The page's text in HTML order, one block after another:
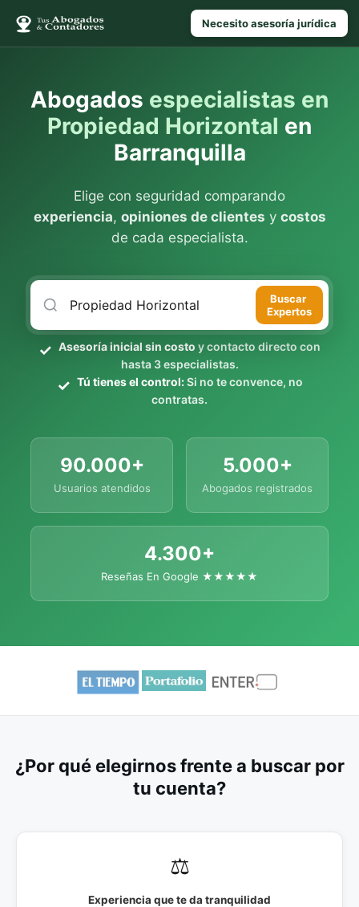
Necesito asesoría jurídica
Abogados especialistas en
Propiedad Horizontal en
Barranquilla
Elige con seguridad comparando
experiencia, opiniones de clientes y costos
de cada especialista.
Buscar
Expertos
Asesoría inicial sin costo y contacto directo con
hasta 3 especialistas.
Tú tienes el control:Si no te convence, no
contratas.
90.000+
Usuarios atendidos
5.000+
Abogados registrados
4.300+
Reseñas En Google ★★★★★
¿Por qué elegirnos frente a buscar por
tu cuenta?
⚖️
Experiencia que te da tranquilidad